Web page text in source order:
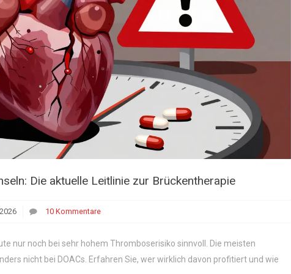
Die aktuelle Leitlinie zur Brückentherapie
10 Kommentare
nur noch bei sehr hohem Thromboserisiko sinnvoll. Die meisten
nicht bei DOACs. Erfahren Sie, wer wirklich davon profitiert und wie